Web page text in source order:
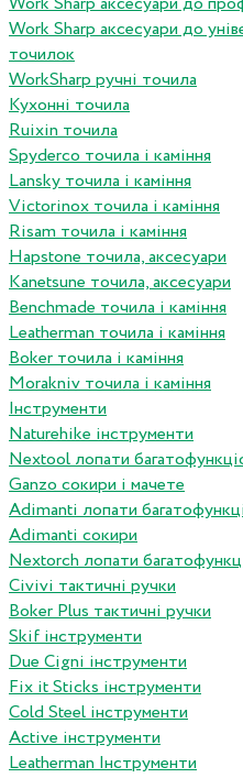
Work Sharp аксесуари до
точилок
WorkSharp ручні точила
Кухонні точила
Ruixin точила
Spyderco точила і каміння
Lansky точила і каміння
Victorinox точила і каміння
Risam точила і каміння
Hapstone точила, аксесуари
Kanetsune точила, аксесуари
Benchmade точила і каміння
Leatherman точила і каміння
Boker точила і каміння
Morakniv точила і каміння
Інструменти
Naturehike інструменти
Nextool лопати
Ganzo сокири і мачете
Adimanti лопати
Adimanti сокири
Nextorch лопати
Сivivi тактичні ручки
Boker Plus тактичні ручки
Skif інструменти
Due Cigni інструменти
Fix it Sticks інструменти
Сold Steel інструменти
Active інструменти
Leatherman Інструменти